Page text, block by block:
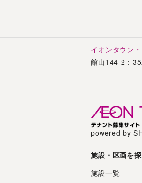
イオンタウン
館山144-2：
powered by
施設・区画を
施設一覧